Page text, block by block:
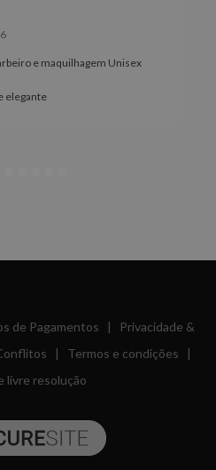
e maquilhagem Unisex
elegante
de Pagamentos |
Privacidade &
| Termos e condições |
livre resolução